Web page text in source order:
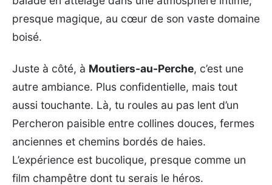
presque magique, au cœur de son vaste domaine
boisé.
Juste à côté, à Moutiers-au-Perche, c’est une
autre ambiance. Plus confidentielle, mais tout
aussi touchante. Là, tu roules au pas lent d’un
Percheron paisible entre collines douces, fermes
anciennes et chemins bordés de haies.
L’expérience est bucolique, presque comme un
film champêtre dont tu serais le héros.